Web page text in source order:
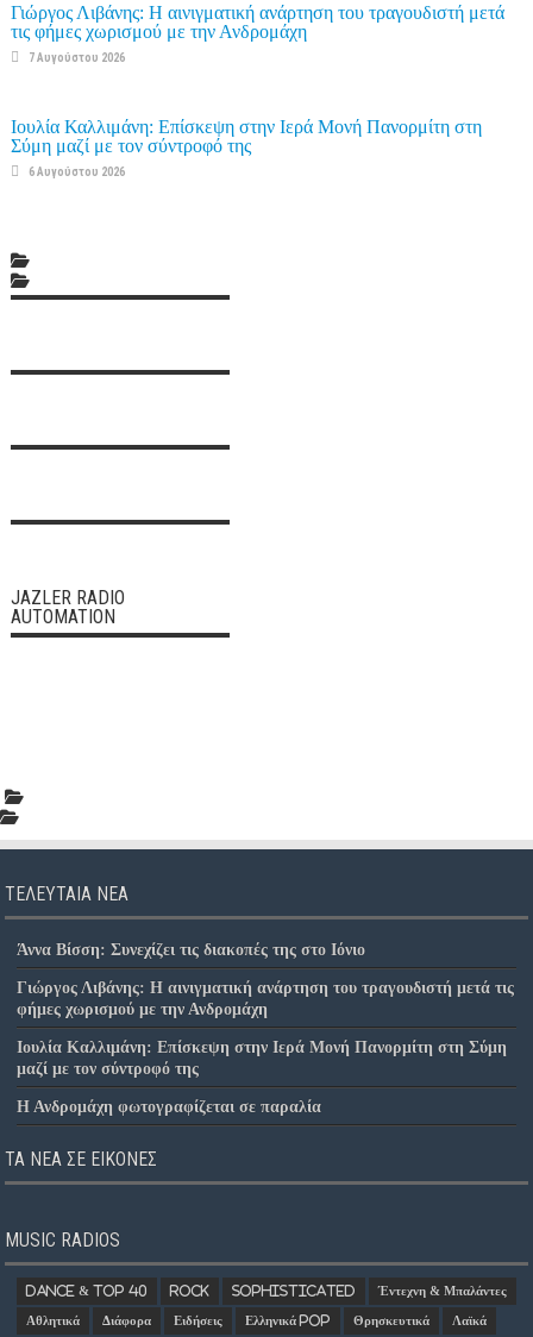
Γιώργος Λιβάνης: Η αινιγματική ανάρτηση του τραγουδιστή μετά
τις φήμες χωρισμού με την Ανδρομάχη
7 Αυγούστου 2026
Ιουλία Καλλιμάνη: Επίσκεψη στην Ιερά Μονή Πανορμίτη στη
Σύμη μαζί με τον σύντροφό της
6 Αυγούστου 2026
JAZLER RADIO
AUTOMATION
ΤΕΛΕΥΤΑΊΑ ΝΈΑ
Άννα Βίσση: Συνεχίζει τις διακοπές της στο Ιόνιο
Γιώργος Λιβάνης: Η αινιγματική ανάρτηση του τραγουδιστή μετά τις
φήμες χωρισμού με την Ανδρομάχη
Ιουλία Καλλιμάνη: Επίσκεψη στην Ιερά Μονή Πανορμίτη στη Σύμη
μαζί με τον σύντροφό της
Η Ανδρομάχη φωτογραφίζεται σε παραλία
ΤΑ ΝΈΑ ΣΕ ΕΙΚΌΝΕΣ
MUSIC RADIOS
Dance & Top 40 Rock Sophisticated Έντεχνη & Μπαλάντες
Αθλητικά Διάφορα Ειδήσεις Ελληνικά Pop Θρησκευτικά Λαϊκά